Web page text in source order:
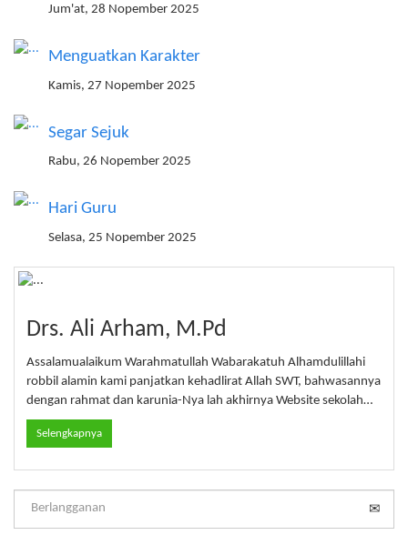
Jum'at, 28 Nopember 2025
Menguatkan Karakter
Kamis, 27 Nopember 2025
Segar Sejuk
Rabu, 26 Nopember 2025
Hari Guru
Selasa, 25 Nopember 2025
Drs. Ali Arham, M.Pd
Assalamualaikum Warahmatullah Wabarakatuh Alhamdulillahi
robbil alamin kami panjatkan kehadlirat Allah SWT, bahwasannya
dengan rahmat dan karunia-Nya lah akhirnya Website sekolah…
Selengkapnya